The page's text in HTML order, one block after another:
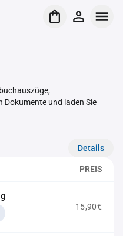
und laden Sie
Details
PREIS
15,90€